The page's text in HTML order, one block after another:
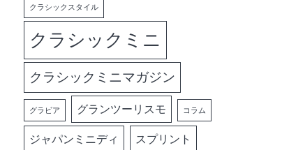
クラシックスタイル
クラシックミニ
クラシックミニマガジン
グラビア グランツーリスモ コラム
ジャパンミニディ スプリント